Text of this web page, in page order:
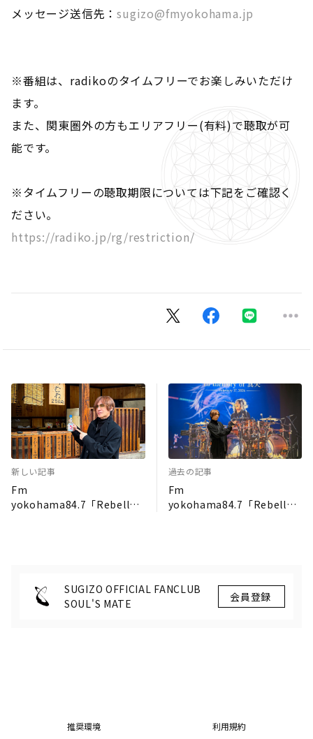
メッセージ送信先：sugizo@fmyokohama.jp
※番組は、radikoのタイムフリーでお楽しみいただけ
ます。
また、関東圏外の方もエリアフリー(有料)で聴取が可
能です。
※タイムフリーの聴取期限については下記をご確認く
ださい。
https://radiko.jp/rg/restriction/
新しい記事
Fm
yokohama84.7「Rebellm
過去の記事
Fm
yokohama84.7「Rebellm
SUGIZO OFFICIAL FANCLUB
SOUL'S MATE
推奨環境 利用規約